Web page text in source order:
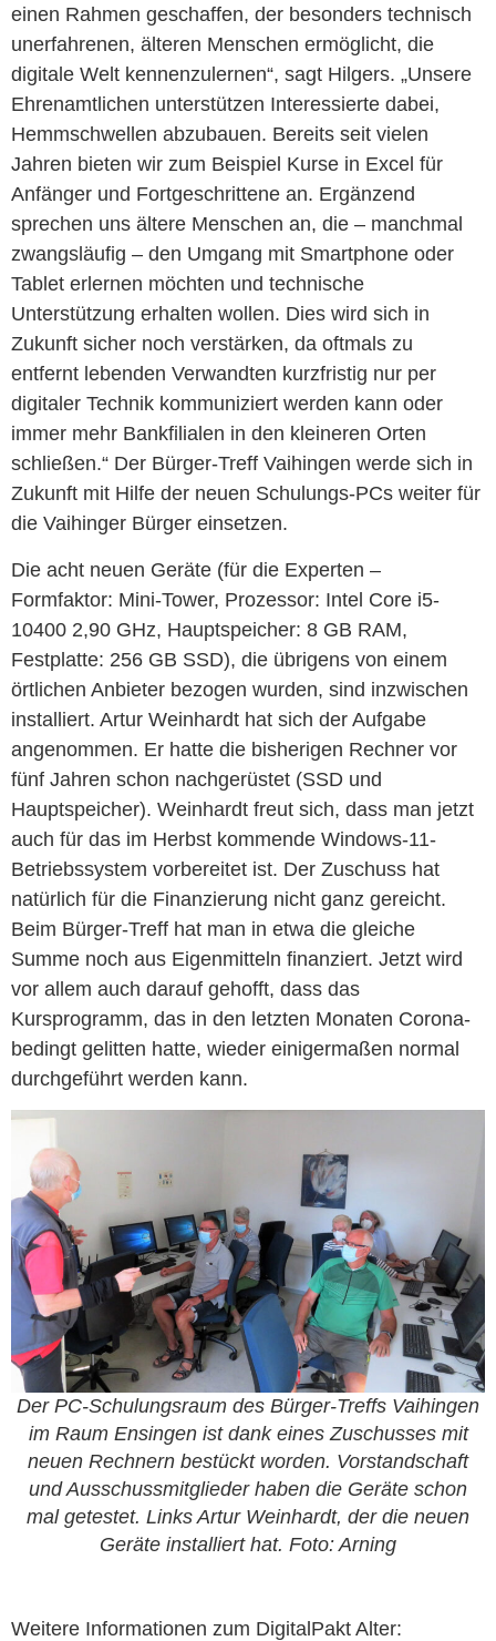
einen Rahmen geschaffen, der besonders technisch
unerfahrenen, älteren Menschen ermöglicht, die
digitale Welt kennenzulernen“, sagt Hilgers. „Unsere
Ehrenamtlichen unterstützen Interessierte dabei,
Hemmschwellen abzubauen. Bereits seit vielen
Jahren bieten wir zum Beispiel Kurse in Excel für
Anfänger und Fortgeschrittene an. Ergänzend
sprechen uns ältere Menschen an, die – manchmal
zwangsläufig – den Umgang mit Smartphone oder
Tablet erlernen möchten und technische
Unterstützung erhalten wollen. Dies wird sich in
Zukunft sicher noch verstärken, da oftmals zu
entfernt lebenden Verwandten kurzfristig nur per
digitaler Technik kommuniziert werden kann oder
immer mehr Bankfilialen in den kleineren Orten
schließen.“ Der Bürger-Treff Vaihingen werde sich in
Zukunft mit Hilfe der neuen Schulungs-PCs weiter für
die Vaihinger Bürger einsetzen.
Die acht neuen Geräte (für die Experten –
Formfaktor: Mini-Tower, Prozessor: Intel Core i5-
10400 2,90 GHz, Hauptspeicher: 8 GB RAM,
Festplatte: 256 GB SSD), die übrigens von einem
örtlichen Anbieter bezogen wurden, sind inzwischen
installiert. Artur Weinhardt hat sich der Aufgabe
angenommen. Er hatte die bisherigen Rechner vor
fünf Jahren schon nachgerüstet (SSD und
Hauptspeicher). Weinhardt freut sich, dass man jetzt
auch für das im Herbst kommende Windows-11-
Betriebssystem vorbereitet ist. Der Zuschuss hat
natürlich für die Finanzierung nicht ganz gereicht.
Beim Bürger-Treff hat man in etwa die gleiche
Summe noch aus Eigenmitteln finanziert. Jetzt wird
vor allem auch darauf gehofft, dass das
Kursprogramm, das in den letzten Monaten Corona-
bedingt gelitten hatte, wieder einigermaßen normal
durchgeführt werden kann.
Der PC-Schulungsraum des Bürger-Treffs Vaihingen
im Raum Ensingen ist dank eines Zuschusses mit
neuen Rechnern bestückt worden. Vorstandschaft
und Ausschussmitglieder haben die Geräte schon
mal getestet. Links Artur Weinhardt, der die neuen
Geräte installiert hat. Foto: Arning
Weitere Informationen zum DigitalPakt Alter: